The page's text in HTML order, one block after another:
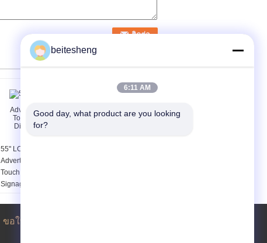
55" LCD Indoor Digital
Advertising player
Touch machine , Digital
Signage Wall Mount
ขอใบเสนอราคา
beitesheng
6:11 AM
Good day, what product are you looking
for?